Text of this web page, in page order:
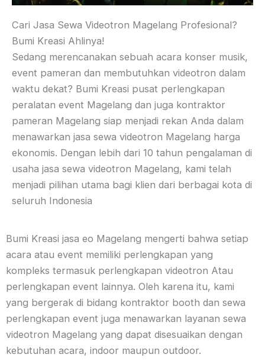
Cari Jasa Sewa Videotron Magelang Profesional?
Bumi Kreasi Ahlinya!
Sedang merencanakan sebuah acara konser musik,
event pameran dan membutuhkan videotron dalam
waktu dekat? Bumi Kreasi pusat perlengkapan
peralatan event Magelang dan juga kontraktor
pameran Magelang siap menjadi rekan Anda dalam
menawarkan jasa sewa videotron Magelang harga
ekonomis. Dengan lebih dari 10 tahun pengalaman di
usaha jasa sewa videotron Magelang, kami telah
menjadi pilihan utama bagi klien dari berbagai kota di
seluruh Indonesia
Bumi Kreasi jasa eo Magelang mengerti bahwa setiap
acara atau event memiliki perlengkapan yang
kompleks termasuk perlengkapan videotron Atau
perlengkapan event lainnya. Oleh karena itu, kami
yang bergerak di bidang kontraktor booth dan sewa
perlengkapan event juga menawarkan layanan sewa
videotron Magelang yang dapat disesuaikan dengan
kebutuhan acara, indoor maupun outdoor.